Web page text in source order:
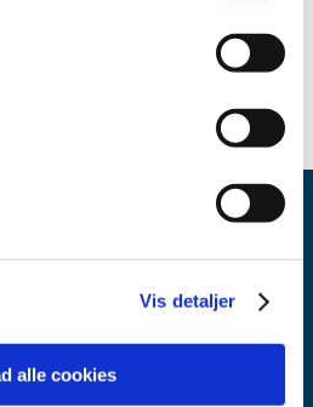
Vis detaljer
alle cookies